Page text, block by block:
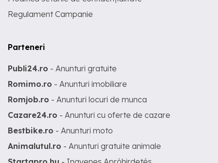
Regulament Campanie
Parteneri
Publi24.ro - Anunturi gratuite
Romimo.ro - Anunturi imobiliare
Romjob.ro - Anunturi locuri de munca
Cazare24.ro - Anunturi cu oferte de cazare
Bestbike.ro - Anunturi moto
Animalutul.ro - Anunturi gratuite animale